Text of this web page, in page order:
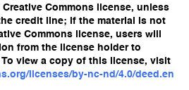
Creative Commons license, unless
credit line; if the material is not
Commons license, users will
from the license holder to
view a copy of this license, visit
licenses/by-nc-nd/4.0/deed.en